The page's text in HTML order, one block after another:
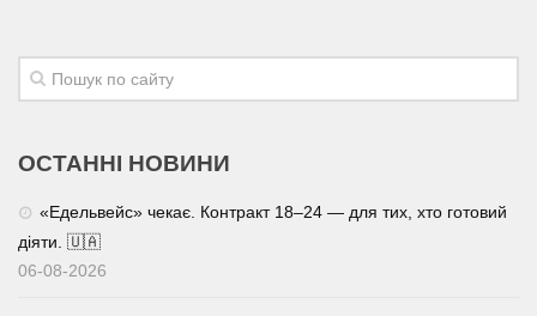
ОСТАННІ НОВИНИ
«Едельвейс» чекає. Контракт 18–24 — для тих, хто готовий
діяти. 🇺🇦
06-08-2026